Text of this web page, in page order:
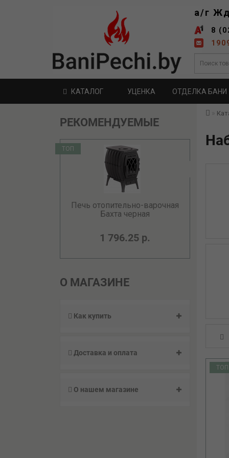
а/г
8
КАТАЛОГ УЦЕНКА ОТДЕЛКА БАНИ
РЕКОМЕНДУЕМЫЕ
ТОП
Печь отопительно-варочная
Бахта черная
1 796.25 р.
О МАГАЗИНЕ
Как купить
Доставка и оплата
О нашем магазине
ТОП